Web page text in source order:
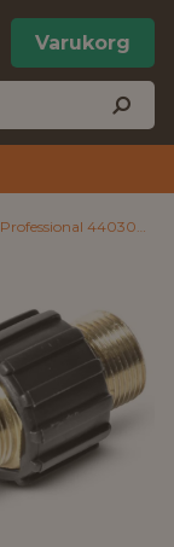
Varukorg
Professional 44030020 Kärcher Mellankoppling 2xM22 utvändig